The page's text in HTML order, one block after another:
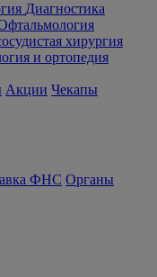
Диагностика
хирургия
и ортопедия
Акции Чекапы
ФНС Органы